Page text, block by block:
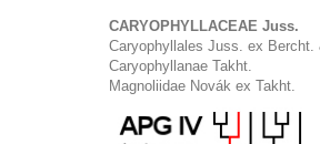
CARYOPHYLLACEAE Juss.
Caryophyllales Juss. ex Bercht.
Caryophyllanae Takht.
Magnoliidae Novák ex Takht.